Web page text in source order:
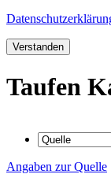
Verstanden
Taufen
Angaben zur Quelle